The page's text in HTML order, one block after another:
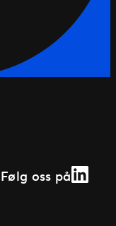
Følg oss på